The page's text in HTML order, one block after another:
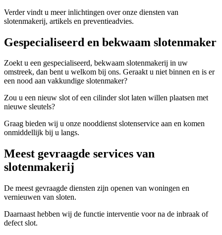
Verder vindt u meer inlichtingen over onze diensten van
slotenmakerij, artikels en preventieadvies.
Gespecialiseerd en bekwaam slotenmaker
Zoekt u een gespecialiseerd, bekwaam slotenmakerij in uw
omstreek, dan bent u welkom bij ons. Geraakt u niet binnen en is er
een nood aan vakkundige slotenmaker?
Zou u een nieuw slot of een cilinder slot laten willen plaatsen met
nieuwe sleutels?
Graag bieden wij u onze nooddienst slotenservice aan en komen
onmiddellijk bij u langs.
Meest gevraagde services van
slotenmakerij
De meest gevraagde diensten zijn openen van woningen en
vernieuwen van sloten.
Daarnaast hebben wij de functie interventie voor na de inbraak of
defect slot.